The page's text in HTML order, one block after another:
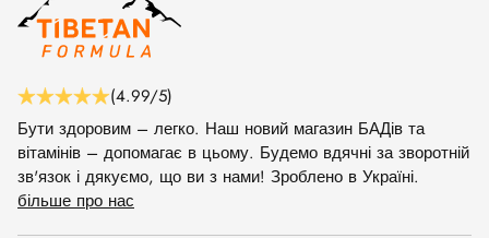
(4.99/5)
Бути здоровим – легко. Наш новий магазин БАДів та
вітамінів – допомагає в цьому. Будемо вдячні за зворотній
зв'язок і дякуємо, що ви з нами! Зроблено в Україні.
більше про нас